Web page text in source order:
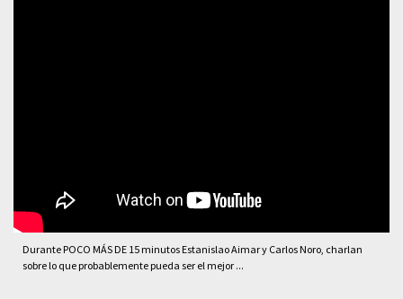
Durante POCO MÁS DE 15 minutos Estanislao Aimar y Carlos Noro, charlan
sobre lo que probablemente pueda ser el mejor ...